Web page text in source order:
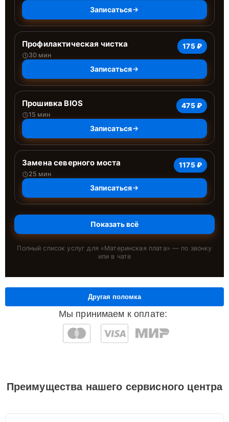
Записаться
Профилактическая чистка
30 мин
175 ₽
Записаться
Прошивка BIOS
15 мин
475 ₽
Записаться
Замена северного моста
25 мин
1175 ₽
Записаться
Показать всё
Полный список услуг для «Материнская плата» — по звонку
или в чате
Мы принимаем к оплате:
Другая поломка
Преимущества нашего сервисного центра